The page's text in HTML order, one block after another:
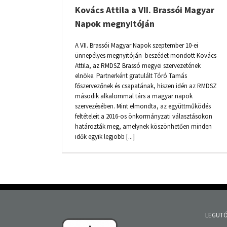
Kovács Attila a VII. Brassói Magyar
Napok megnyitóján
A VII. Brassói Magyar Napok szeptember 10-ei
ünnepélyes megnyitóján beszédet mondott Kovács
Attila, az RMDSZ Brassó megyei szervezetének
elnöke. Partnerként gratulált Tóró Tamás
főszervezőnek és csapatának, hiszen idén az RMDSZ
második alkalommal társ a magyar napok
szervezésében. Mint elmondta, az együttműködés
feltételeit a 2016-os önkormányzati választásokon
határozták meg, amelynek köszönhetően minden
idők egyik legjobb [...]